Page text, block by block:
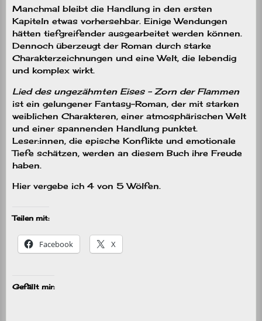
Manchmal bleibt die Handlung in den ersten
Kapiteln etwas vorhersehbar. Einige Wendungen
hätten tiefgreifender ausgearbeitet werden können.
Dennoch überzeugt der Roman durch starke
Charakterzeichnungen und eine Welt, die lebendig
und komplex wirkt.
Lied des ungezähmten Eises – Zorn der Flammen
ist ein gelungener Fantasy-Roman, der mit starken
weiblichen Charakteren, einer atmosphärischen Welt
und einer spannenden Handlung punktet.
Leser:innen, die epische Konflikte und emotionale
Tiefe schätzen, werden an diesem Buch ihre Freude
haben.
Hier vergebe ich 4 von 5 Wölfen.
Teilen mit:
Facebook X
Gefällt mir: